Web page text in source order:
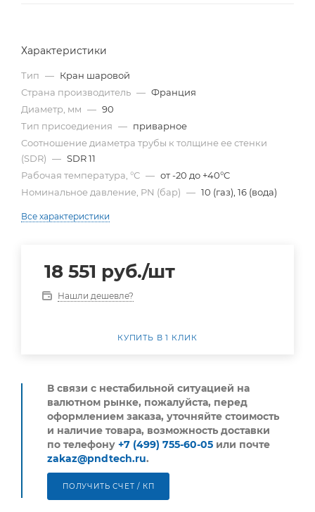
Характеристики
Тип — Кран шаровой
Страна производитель — Франция
Диаметр, мм — 90
Тип присоедиения — приварное
Cоотношение диаметра трубы к толщине ее стенки
(SDR) — SDR 11
Рабочая температура, °С — от -20 до +40°C
Номинальное давление, PN (бар) — 10 (газ), 16 (вода)
Все характеристики
18 551 руб./шт
Нашли дешевле?
КУПИТЬ В 1 КЛИК
В связи с нестабильной ситуацией на
валютном рынке, пожалуйста, перед
оформлением заказа, уточняйте стоимость
и наличие товара, возможность доставки
по телефону +7 (499) 755-60-05 или почте
zakaz@pndtech.ru.
ПОЛУЧИТЬ СЧЕТ / КП